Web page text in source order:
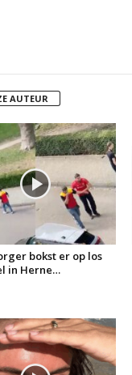
AUTEUR
bokst er op los
in Herne…